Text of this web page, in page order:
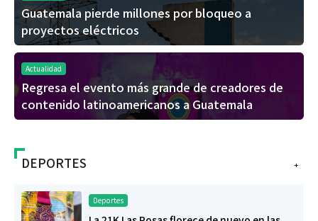
Guatemala pierde millones por bloqueo a
proyectos eléctricos
Actualidad
Regresa el evento más grande de creadores de
contenido latinoamericanos a Guatemala
+
DEPORTES
Deportes